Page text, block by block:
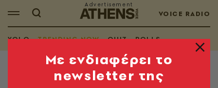
VOICE RADIO
YOLO TRENDING NOW QUIZ POLLS
TRENDING NOW
Mε ενδιαφέρει το
newsletter της